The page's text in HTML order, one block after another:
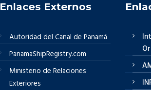
Enlaces Externos
Autoridad del Canal de Panamá
PanamaShipRegistry.com
Ministerio de Relaciones
Exteriores